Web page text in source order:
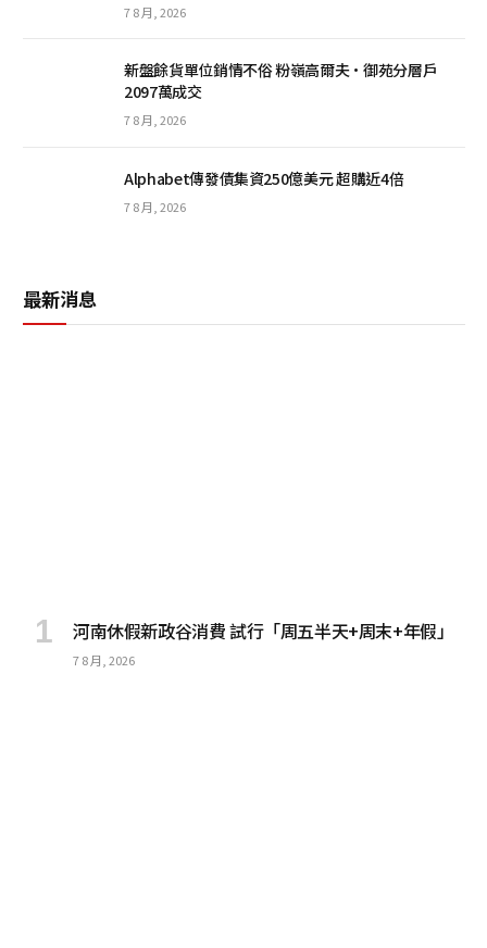
7 8 月, 2026
新盤餘貨單位銷情不俗 粉嶺高爾夫·御苑分層戶
2097萬成交
7 8 月, 2026
Alphabet傳發債集資250億美元 超購近4倍
7 8 月, 2026
最新消息
河南休假新政谷消費 試行「周五半天+周末+年假」
7 8 月, 2026